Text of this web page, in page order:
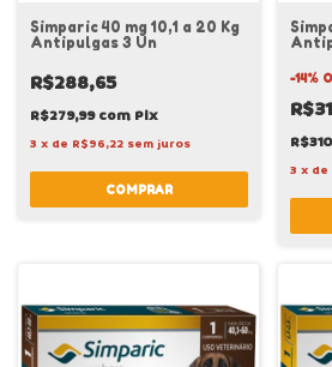
Simparic 40 mg 10,1 a 20 Kg
Antipulgas 3 Un
R$288,65
R$279,99com Pix
3 x de R$96,22 sem juros
-14 %
3 x de